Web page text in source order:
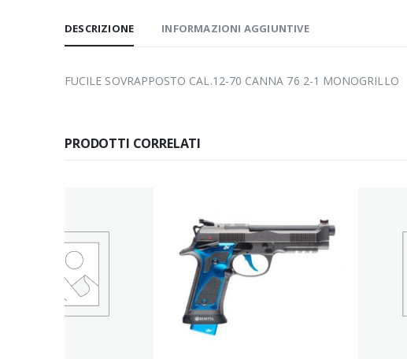
DESCRIZIONE INFORMAZIONI AGGIUNTIVE
FUCILE SOVRAPPOSTO CAL.12-70 CANNA 76 2-1 MONOGRILLO
PRODOTTI CORRELATI